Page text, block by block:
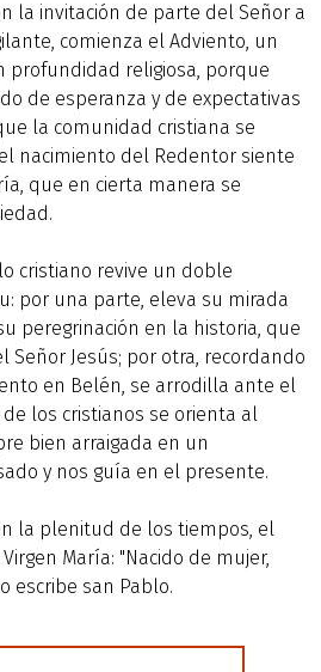
la invitación de parte del Señor a
comienza el Adviento, un
profundidad religiosa, porque
de esperanza y de expectativas
la comunidad cristiana se
nacimiento del Redentor siente
que en cierta manera se
cristiano revive un doble
por una parte, eleva su mirada
peregrinación en la historia, que
Señor Jesús; por otra, recordando
en Belén, se arrodilla ante el
los cristianos se orienta al
bien arraigada en un
y nos guía en el presente.
la plenitud de los tiempos, el
María: "Nacido de mujer,
escribe san Pablo.